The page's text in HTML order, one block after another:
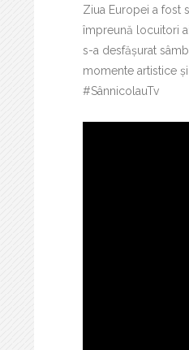
Ziua Europei a fost
împreună locuitori
s-a desfășurat
momente artistice
#SânnicolauTv